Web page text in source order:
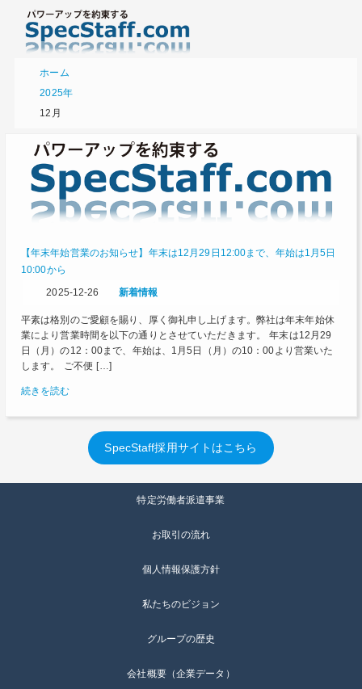
ホーム
2025年
12月
【年末年始営業のお知らせ】年末は12月29日12:00まで、年始は1月5日
10:00から
2025-12-26
新着情報
平素は格別のご愛顧を賜り、厚く御礼申し上げます。弊社は年末年始休
業により営業時間を以下の通りとさせていただきます。 年末は12月29
日（月）の12：00まで、年始は、1月5日（月）の10：00より営業いた
します。 ご不便 […]
続きを読む
SpecStaff採用サイトはこちら
特定労働者派遣事業
お取引の流れ
個人情報保護方針
私たちのビジョン
グループの歴史
会社概要（企業データ）